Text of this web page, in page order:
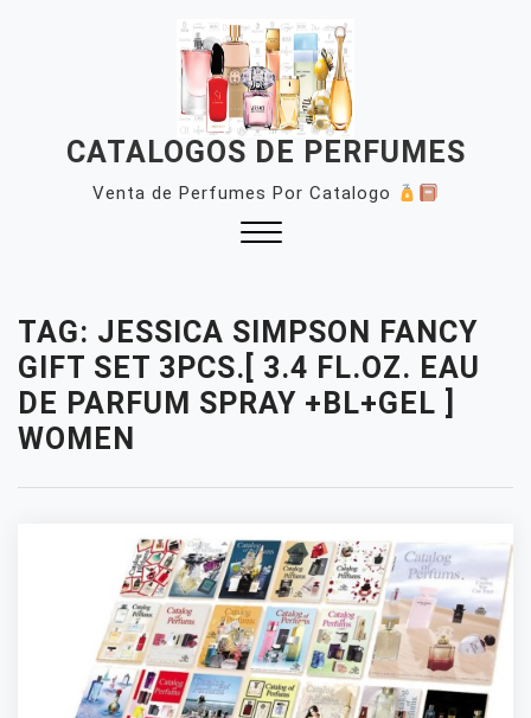
CATALOGOS DE PERFUMES
Venta de Perfumes Por Catalogo
TAG: JESSICA SIMPSON FANCY
GIFT SET 3PCS.[ 3.4 FL.OZ. EAU
DE PARFUM SPRAY +BL+GEL ]
WOMEN